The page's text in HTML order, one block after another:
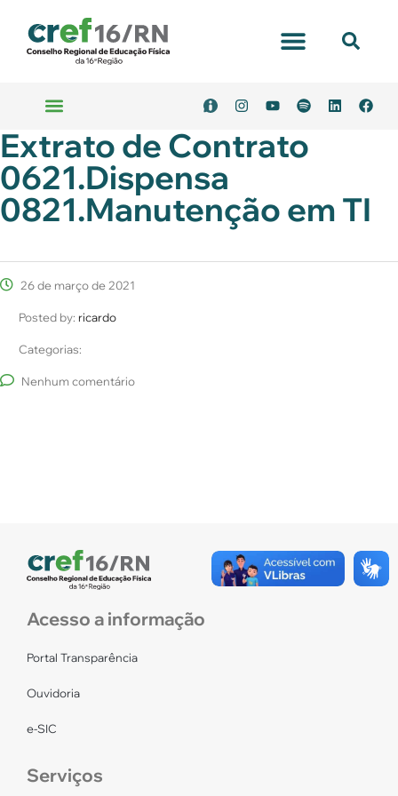
Extrato de Contrato
0621.Dispensa
0821.Manutenção em TI
26 de março de 2021
Posted by: ricardo
Categorias:
Nenhum comentário
Acesso a informação
Portal Transparência
Ouvidoria
e-SIC
Serviços